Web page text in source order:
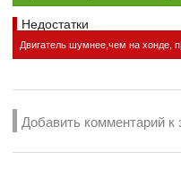
Недостатки
Двигатель шумнее,чем на хонде,
Добавить комментарий к